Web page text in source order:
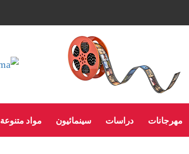
مهرجانات دراسات سينمائيون مواد متنوعة